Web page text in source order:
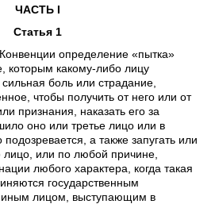
ЧАСТЬ I
Статья 1
определение «пытка»
которым какому-либо лицу
боль или страдание,
чтобы получить от него или от
признания, наказать его за
оно или третье лицо или в
а также запугать или
лицо, или по любой причине,
любого характера, когда такая
государственным
лицом, выступающим в